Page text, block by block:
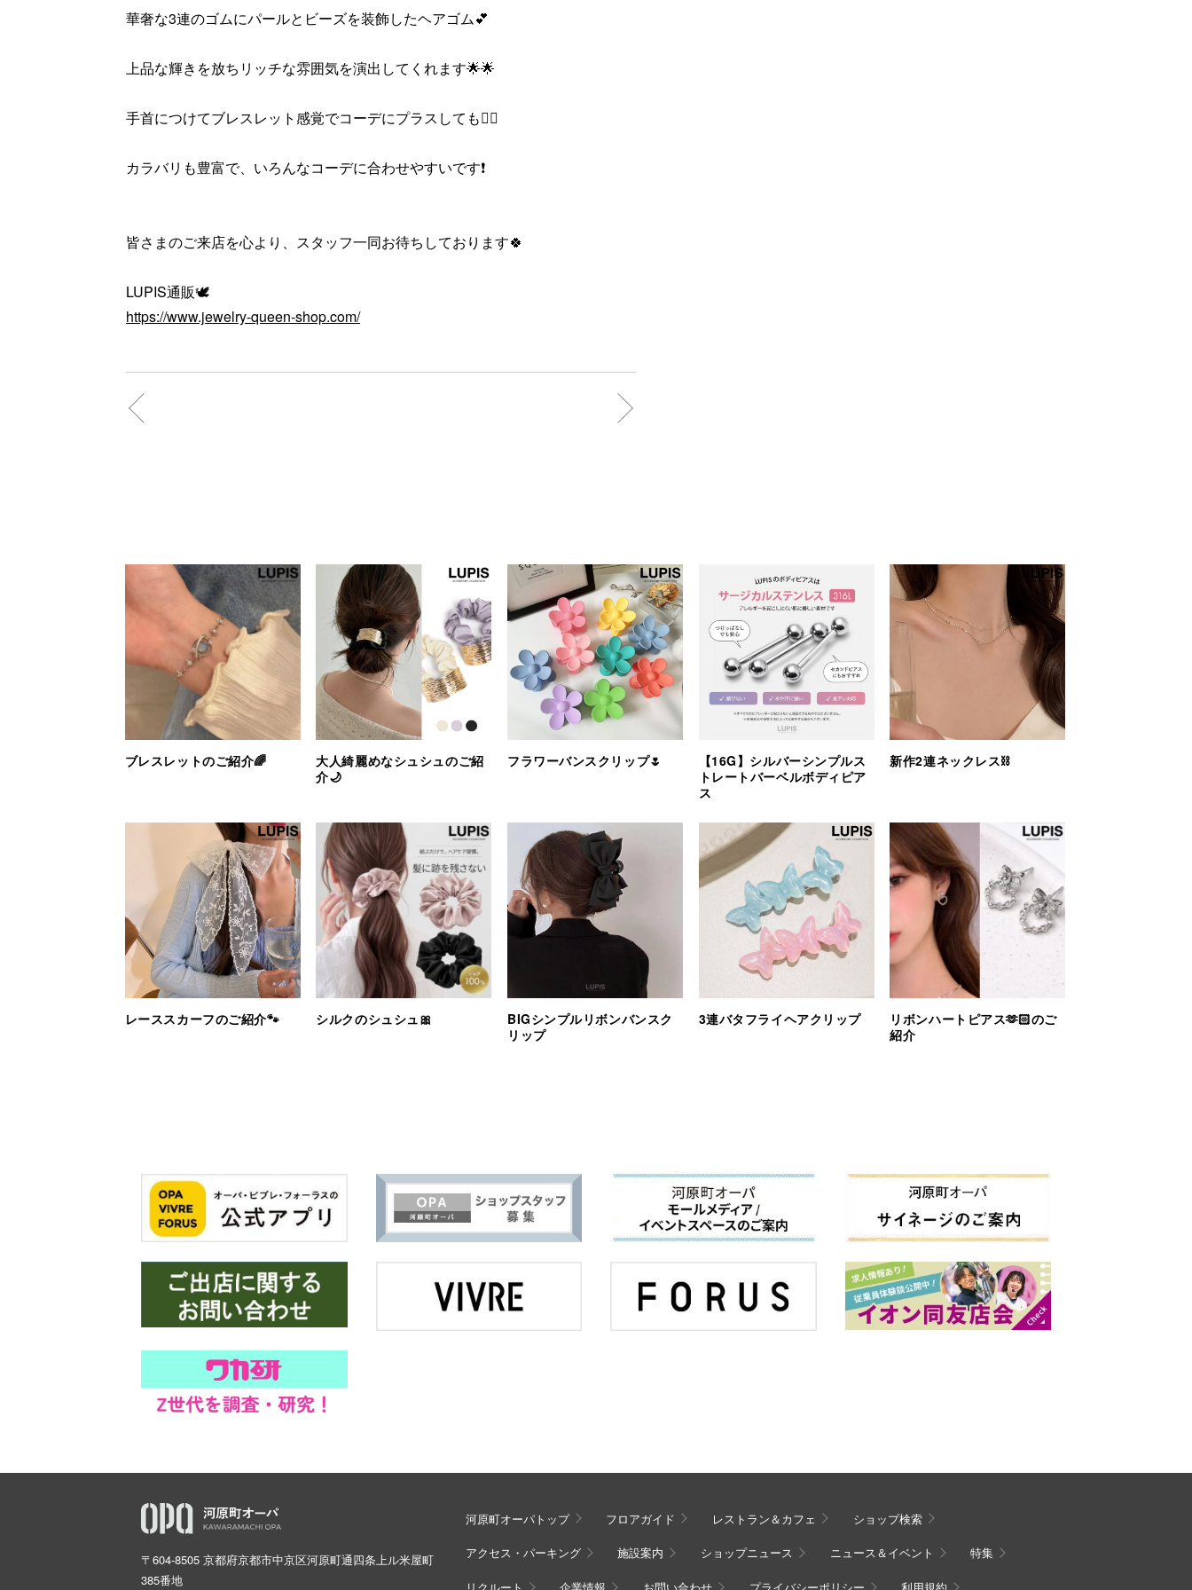
華奢な3連のゴムにパールとビーズを装飾したヘアゴム💕
上品な輝きを放ちリッチな雰囲気を演出してくれます🌟🌟
手首につけてブレスレット感覚でコーデにプラスしても🙆‍♀️
カラバリも豊富で、いろんなコーデに合わせやすいです❗️
皆さまのご来店を心より、スタッフ一同お待ちしております🍀
LUPIS通販🕊️
https://www.jewelry-queen-shop.com/
ブレスレットのご紹介🌈
大人綺麗めなシュシュのご紹
介🌙
フラワーバンスクリップ🌷
【16G】シルバーシンプルス
トレートバーベルボディピア
ス
新作2連ネックレス⛓️
レーススカーフのご紹介🐾 シルクのシュシュ🎀
BIGシンプルリボンバンスク
リップ
3連バタフライヘアクリップ
リボンハートピアス🫶🏻のご
紹介
〒604-8505 京都府京都市中京区河原町通四条上ル米屋町
385番地
河原町オーパトップ フロアガイド レストラン＆カフェ ショップ検索
アクセス・パーキング 施設案内 ショップニュース ニュース＆イベント 特集